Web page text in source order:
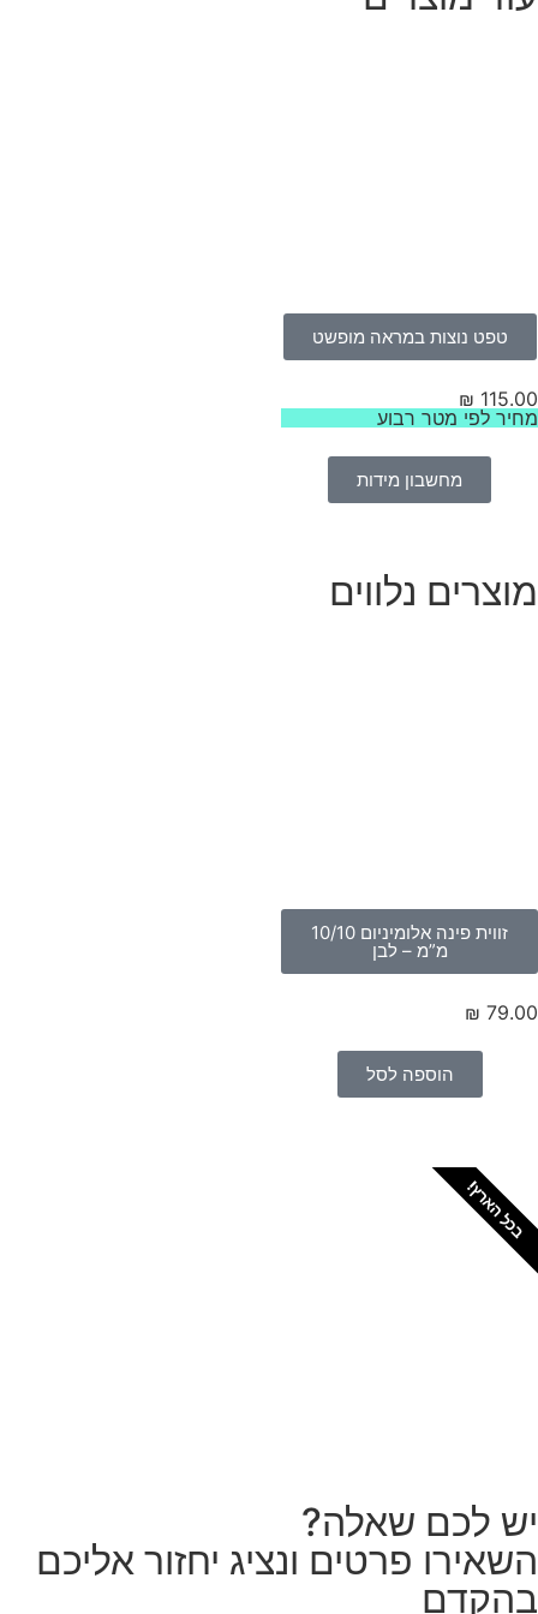
טפט נוצות במראה מופשט
₪
לפי מטר רבוע
מחשבון מידות
נלווים
זווית פינה אלומיניום 10/10
מ”מ – לבן
₪
הוספה לסל
הארץ!
לכם שאלה?
פרטים ונציג יחזור אליכם